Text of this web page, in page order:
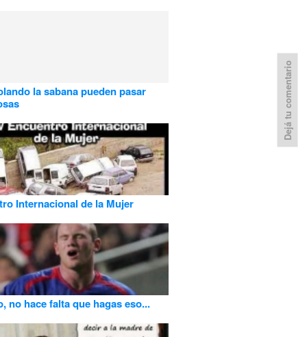
la sabana pueden pasar
Internacional de la Mujer
no hace falta que hagas eso...
Dejá tu comentario